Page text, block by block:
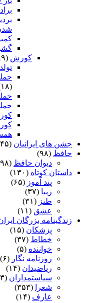
کورش (۸۹)
(۱۸)
جشن های ایرانیان (۴۵)
حافظ (۹۸)
دیوان حافظ (۹۸)
داستان کوتاه (۱۳۰)
پند آموز (۶۵)
زیبا (۳۷)
طنز (۳۱)
عشق (۱۱)
زندگینامه بزرگان
پزشکان (۱۵)
خطاط (۳۷)
خواننده (۵)
روزنامه نگار (۶)
ریاضیدان (۱۴)
سیاستمداران (۳)
شعرا
(۳۵۳)
عارف (۱۴)